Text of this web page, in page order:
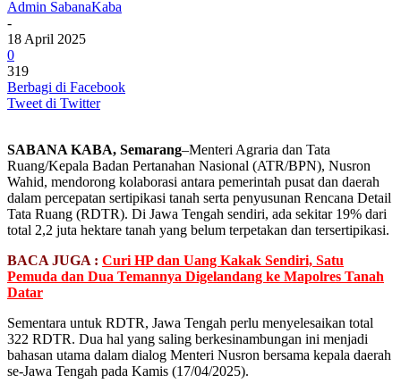
Admin SabanaKaba
-
18 April 2025
0
319
Berbagi di Facebook
Tweet di Twitter
SABANA KABA, Semarang–Menteri Agraria dan Tata
Ruang/Kepala Badan Pertanahan Nasional (ATR/BPN), Nusron
Wahid, mendorong kolaborasi antara pemerintah pusat dan daerah
dalam percepatan sertipikasi tanah serta penyusunan Rencana Detail
Tata Ruang (RDTR). Di Jawa Tengah sendiri, ada sekitar 19% dari
total 2,2 juta hektare tanah yang belum terpetakan dan tersertipikasi.
BACA JUGA : Curi HP dan Uang Kakak Sendiri, Satu
Pemuda dan Dua Temannya Digelandang ke Mapolres Tanah
Datar
Sementara untuk RDTR, Jawa Tengah perlu menyelesaikan total
322 RDTR. Dua hal yang saling berkesinambungan ini menjadi
bahasan utama dalam dialog Menteri Nusron bersama kepala daerah
se-Jawa Tengah pada Kamis (17/04/2025).